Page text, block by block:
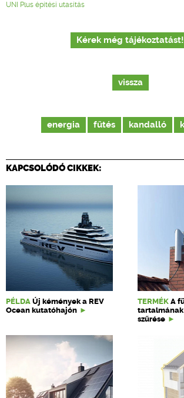
UNI Plus építési utasítás
Kérek még tájékoztatást!
vissza
energia fűtés kandalló
KAPCSOLÓDÓ CIKKEK:
PÉLDA Új kémények a REV
Ocean kutatóhajón
TERMÉK A
szűrése